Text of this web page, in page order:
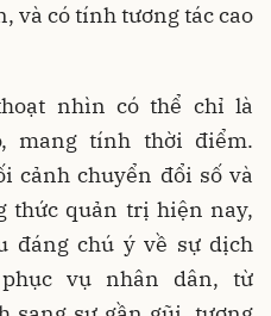
và có tính tương tác cao
nhìn có thể chỉ là
mang tính thời điểm.
cảnh chuyển đổi số và
thức quản trị hiện nay,
đáng chú ý về sự dịch
vụ nhân dân, từ